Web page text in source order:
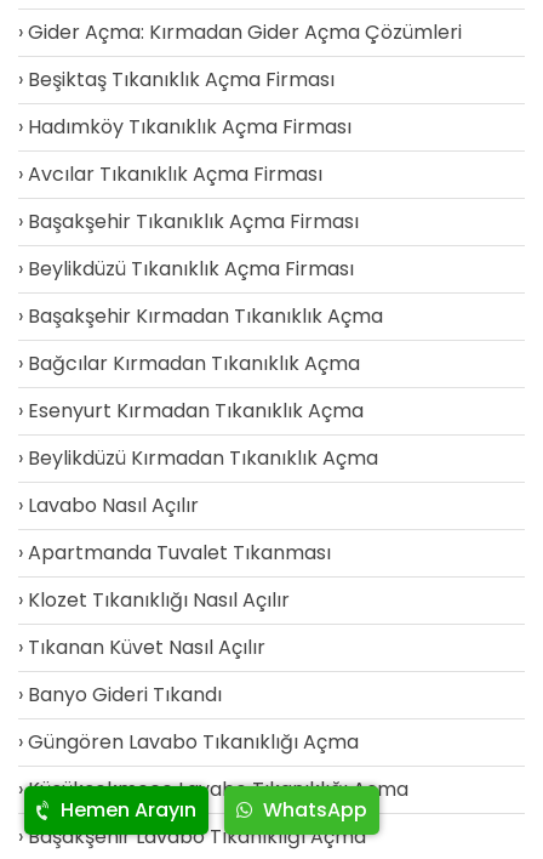
Gider Açma: Kırmadan Gider Açma Çözümleri
Beşiktaş Tıkanıklık Açma Firması
Hadımköy Tıkanıklık Açma Firması
Avcılar Tıkanıklık Açma Firması
Başakşehir Tıkanıklık Açma Firması
Beylikdüzü Tıkanıklık Açma Firması
Başakşehir Kırmadan Tıkanıklık Açma
Bağcılar Kırmadan Tıkanıklık Açma
Esenyurt Kırmadan Tıkanıklık Açma
Beylikdüzü Kırmadan Tıkanıklık Açma
Lavabo Nasıl Açılır
Apartmanda Tuvalet Tıkanması
Klozet Tıkanıklığı Nasıl Açılır
Tıkanan Küvet Nasıl Açılır
Banyo Gideri Tıkandı
Güngören Lavabo Tıkanıklığı Açma
Küçükçekmece Lavabo Tıkanıklığı Açma
Başakşehir Lavabo Tıkanıklığı Açma
Hemen Arayın WhatsApp